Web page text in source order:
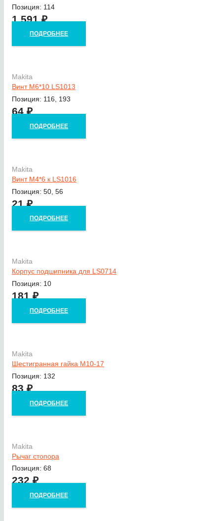
Позиция: 114
1 591₽
ПОДРОБНЕЕ
Makita
Винт M6*10 LS1013
Позиция: 116, 193
64₽
ПОДРОБНЕЕ
Makita
Винт M4*6 к LS1016
Позиция: 50, 56
21₽
ПОДРОБНЕЕ
Makita
Корпус подшипника для LS0714
Позиция: 10
181₽
ПОДРОБНЕЕ
Makita
Шестигранная гайка M10-17
Позиция: 132
83₽
ПОДРОБНЕЕ
Makita
Рычаг стопора
Позиция: 68
232₽
ПОДРОБНЕЕ